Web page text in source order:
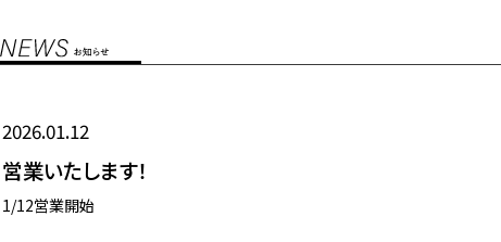
2026.01.12
営業いたします！
1/12営業開始